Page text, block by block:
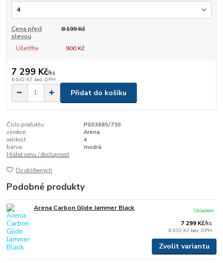
Cena před
slevou
8 199 Kč
Ušetříte 900 Kč
7 299 Kč/ks
6 032 Kč bez DPH
Přidat do košíku
Číslo produktu:
P003665/730
výrobce:
Arena
velikost:
4
barva:
modrá
Hlídat cenu / dostupnost
Do oblíbených
Podobné produkty
Arena Carbon Glide Jammer Black
7 299 Kč/ks
6 032 Kč bez DPH
Skladem
Zvolit variantu